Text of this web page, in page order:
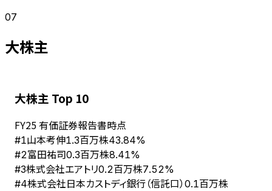
07
大株主
大株主 Top 10
FY25 有価証券報告書時点
#1山本考伸1.3百万株43.84%
#2富田祐司0.3百万株8.41%
#3株式会社エアトリ0.2百万株7.52%
#4株式会社日本カストディ銀行（信託口） 0.1百万株